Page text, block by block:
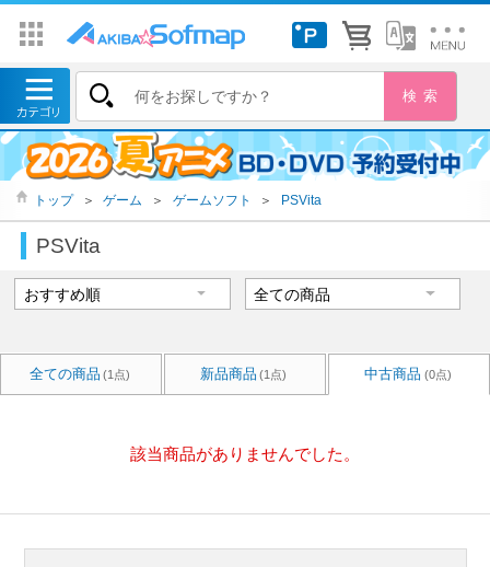
トップ ＞ ゲーム ＞ ゲームソフト ＞ PSVita
PSVita
全ての商品 (1点) 新品商品 (1点) 中古商品 (0点)
該当商品がありませんでした。